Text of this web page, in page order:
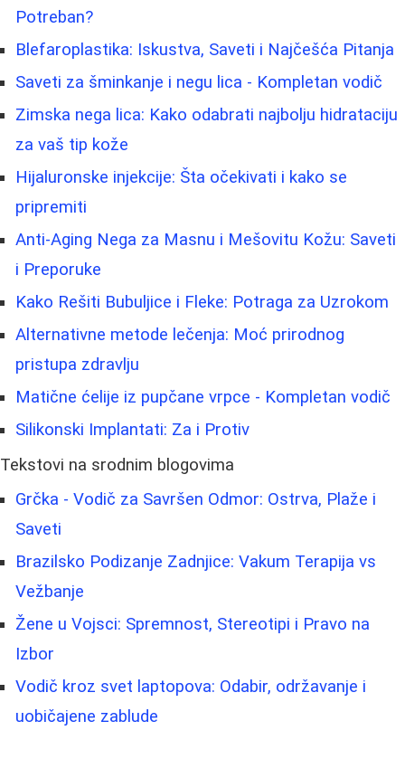
Potreban?
Blefaroplastika: Iskustva, Saveti i Najčešća Pitanja
Saveti za šminkanje i negu lica - Kompletan vodič
Zimska nega lica: Kako odabrati najbolju hidrataciju
za vaš tip kože
Hijaluronske injekcije: Šta očekivati i kako se
pripremiti
Anti-Aging Nega za Masnu i Mešovitu Kožu: Saveti
i Preporuke
Kako Rešiti Bubuljice i Fleke: Potraga za Uzrokom
Alternativne metode lečenja: Moć prirodnog
pristupa zdravlju
Matične ćelije iz pupčane vrpce - Kompletan vodič
Silikonski Implantati: Za i Protiv
Tekstovi na srodnim blogovima
Grčka - Vodič za Savršen Odmor: Ostrva, Plaže i
Saveti
Brazilsko Podizanje Zadnjice: Vakum Terapija vs
Vežbanje
Žene u Vojsci: Spremnost, Stereotipi i Pravo na
Izbor
Vodič kroz svet laptopova: Odabir, održavanje i
uobičajene zablude